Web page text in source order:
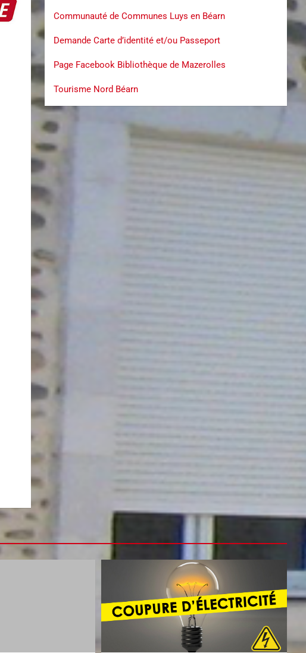
Communauté de Communes Luys en Béarn
Demande Carte d’identité et/ou Passeport
Page Facebook Bibliothèque de Mazerolles
Tourisme Nord Béarn